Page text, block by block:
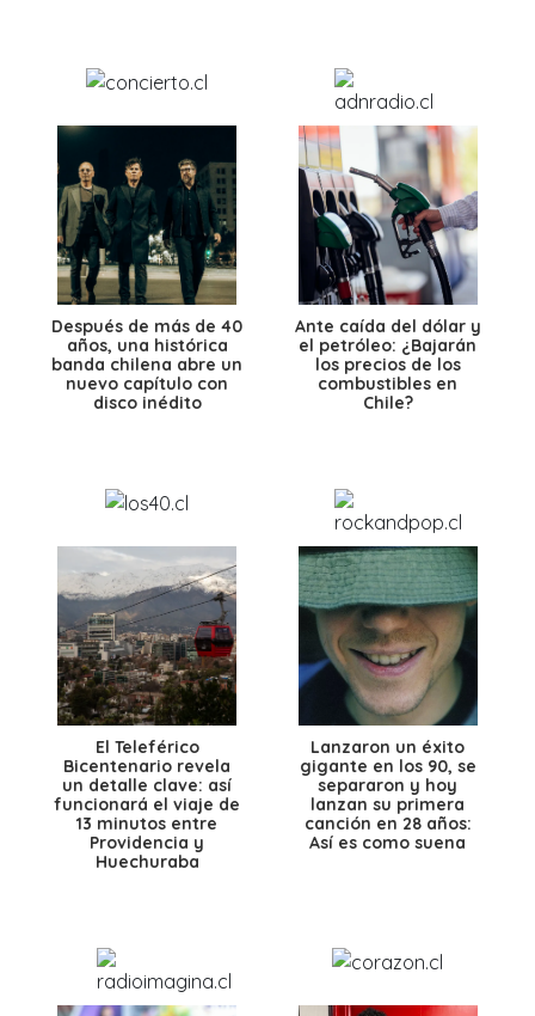
Después de más de 40
años, una histórica
banda chilena abre un
nuevo capítulo con
disco inédito
Ante caída del dólar y
el petróleo: ¿Bajarán
los precios de los
combustibles en
Chile?
El Teleférico
Bicentenario revela
un detalle clave: así
funcionará el viaje de
13 minutos entre
Providencia y
Huechuraba
Lanzaron un éxito
gigante en los 90, se
separaron y hoy
lanzan su primera
canción en 28 años:
Así es como suena